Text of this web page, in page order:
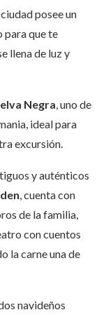
posee un
para que te
llena de luz y
Negra, uno de
ideal para
excursión.
y auténticos
, cuenta con
de la familia,
con cuentos
la carne una de
navideños